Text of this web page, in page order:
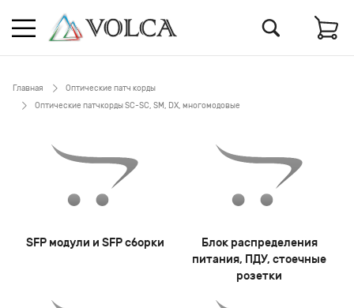
Главная
Оптические патч корды
Оптические патчкорды SC-SC, SM, DX, многомодовые
SFP модули и SFP сборки
Блок распределения
питания, ПДУ, стоечные
розетки